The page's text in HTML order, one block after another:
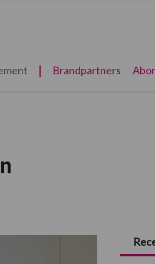
Brandpartners